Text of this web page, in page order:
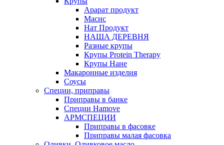
Арарат продукт
Масис
Нат Продукт
НАША ДЕРЕВНЯ
Разные крупы
Крупы Protein Therapy
Крупы Нане
Макаронные изделия
Соусы
Специи, приправы
Приправы в банке
Специи Hamove
АРМСПЕЦИИ
Приправы в фасовке
Приправы малая фасовка